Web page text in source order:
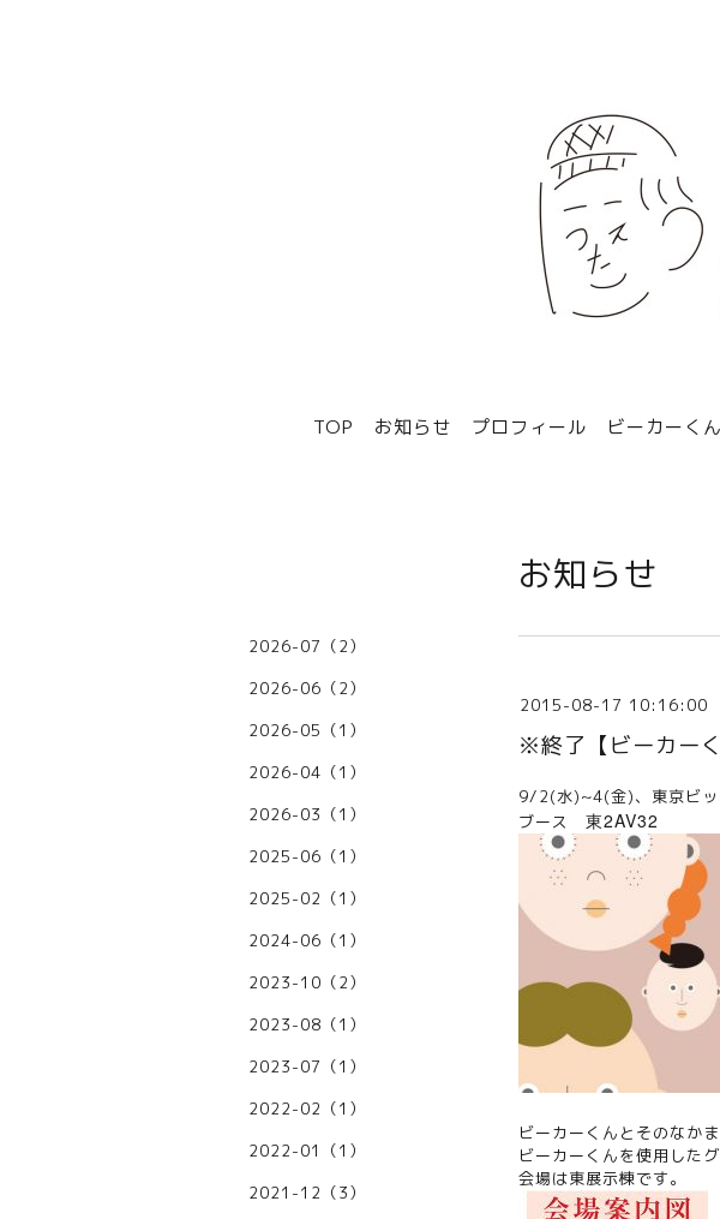
TOP お知らせ プロフィール ビーカーくん
お知らせ
2015-08-17 10:16:00
※終了【ビーカー
9/2(水)~4(金)、東京ビッ
ブース 東2AV32
ビーカーくんとそのなか
ビーカーくんを使用した
会場は東展示棟です。
2026-07（2）
2026-06（2）
2026-05（1）
2026-04（1）
2026-03（1）
2025-06（1）
2025-02（1）
2024-06（1）
2023-10（2）
2023-08（1）
2023-07（1）
2022-02（1）
2022-01（1）
2021-12（3）